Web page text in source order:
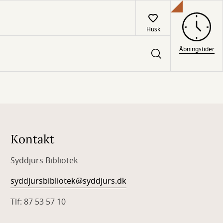
Husk
Åbningstider
Kontakt
Syddjurs Bibliotek
syddjursbibliotek@syddjurs.dk
Tlf: 87 53 57 10